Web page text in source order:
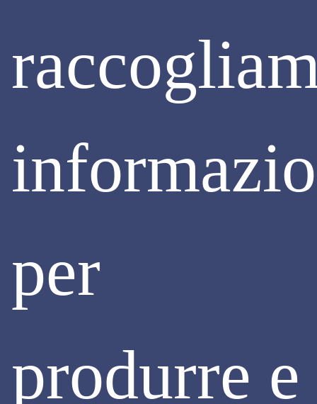
In occasione dell’evento “
scuola nel carcere di Opera” dello scorso 7 ottobre,
abbiamo raccolto le testimonianze di alcuni imprenditori e
detenuti che hanno partecipato al primo ciclo di formazione
Continua
© Assimpredil Ance - Via San Maurilio, 21 - 20123 Milano (MI)
per
produrre e